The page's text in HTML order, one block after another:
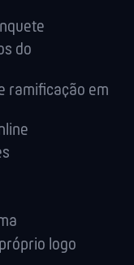
do
ramificação em
logo